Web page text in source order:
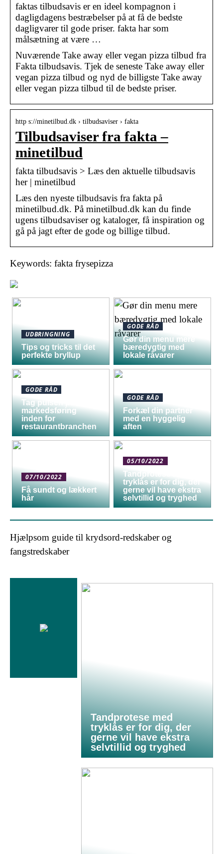
faktas tilbudsavis er en ideel kompagnon i
dagligdagens bestræbelser på at få de bedste
dagligvarer til gode priser. fakta har som
målsætning at være …
Nuværende Take away eller vegan pizza tilbud fra
Fakta tilbudsavis. Tjek de seneste Take away eller
vegan pizza tilbud og nyd de billigste Take away
eller vegan pizza tilbud til de bedste priser.
http s://minetilbud.dk › tilbudsaviser › fakta
Tilbudsaviser fra fakta –
minetilbud
fakta tilbudsavis > Læs den aktuelle tilbudsavis
her | minetilbud
Læs den nyeste tilbudsavis fra fakta på
minetilbud.dk. På minetilbud.dk kan du finde
ugens tilbudsaviser og kataloger, få inspiration og
gå på jagt efter de gode og billige tilbud.
Keywords: fakta frysepizza
UDBRINGNING
Tips og tricks til det
perfekte bryllup
GODE RÅD
Gør din menu mere
bæredygtig med
lokale råvarer
GODE RÅD
Tag pulsen på digital
markedsføring
inden for
restaurantbranchen
GODE RÅD
Forkæl din partner
med en hyggelig
aften
07/10/2022
Få sundt og lækkert
hår
05/10/2022
Tandprotese med
tryklås er for dig, der
gerne vil have ekstra
selvtillid og tryghed
Hjælpsom guide til krydsord-redskaber og
fangstredskaber
Tandprotese med
tryklås er for dig, der
gerne vil have ekstra
selvtillid og tryghed